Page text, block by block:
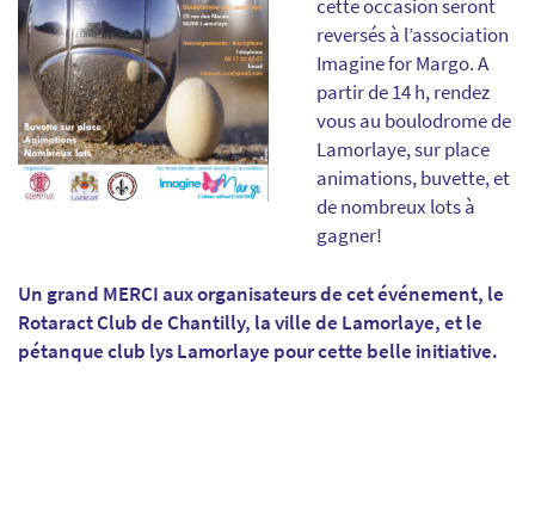
cette occasion seront
reversés à l’association
Imagine for Margo. A
partir de 14 h, rendez
vous au boulodrome de
Lamorlaye, sur place
animations, buvette, et
de nombreux lots à
gagner!
Un grand MERCI aux organisateurs de cet événement, le
Rotaract Club de Chantilly, la ville de Lamorlaye, et le
pétanque club lys Lamorlaye pour cette belle initiative.